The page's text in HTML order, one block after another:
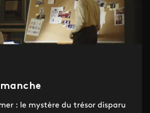
: le mystère du trésor disparu